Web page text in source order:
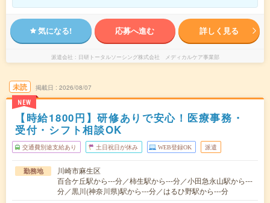
気になる! 応募へ進む 詳しく見る
派遣会社 日研トータルソーシング株式会社 メディカルケア事業部
未読
NEW
掲載日 2026/08/07
【時給1800円】研修ありで安心！医療事務・
受付・シフト相談OK
交通費別途支給あり 土日祝日が休み WEB登録OK 派遣
勤務地
川崎市麻生区
百合ケ丘駅から---分／柿生駅から---分／小田急永山駅から---
分／黒川(神奈川県)駅から---分／はるひ野駅から---分